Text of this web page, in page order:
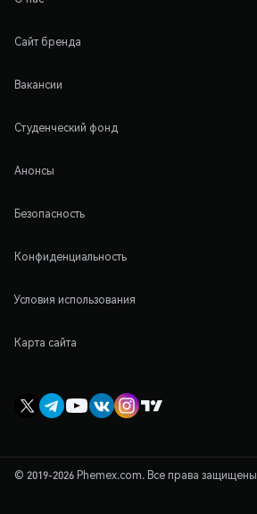
Сайт бренда
Вакансии
Студенческий фонд
Анонсы
Безопасность
Конфиденциальность
Условия использования
Карта сайта
© 2019-2026 Phemex.com. Все права защищены